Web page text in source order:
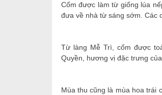
Cốm được làm từ giống lúa
đưa về nhà từ sáng sớm. Các
Từ làng Mễ Trì, cốm được
Quyền, hương vị đặc trưng
Mùa thu cũng là mùa hoa trái